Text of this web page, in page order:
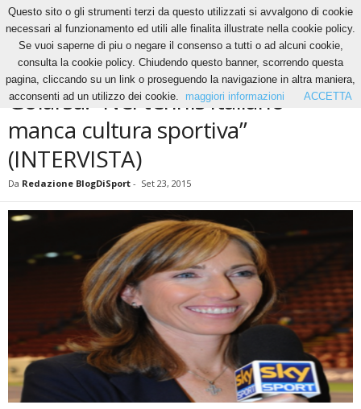
News Golarsa: “Nel tennis italiano manca cultura sportiva” (INTERVISTA)
NEWS TENNIS
Golarsa: “Nel tennis italiano
manca cultura sportiva”
(INTERVISTA)
Da Redazione BlogDiSport - Set 23, 2015
Questo sito o gli strumenti terzi da questo utilizzati si avvalgono di cookie
necessari al funzionamento ed utili alle finalita illustrate nella cookie policy.
Se vuoi saperne di piu o negare il consenso a tutti o ad alcuni cookie,
consulta la cookie policy. Chiudendo questo banner, scorrendo questa
pagina, cliccando su un link o proseguendo la navigazione in altra maniera,
acconsenti ad un utilizzo dei cookie.
maggiori informazioni ACCETTA